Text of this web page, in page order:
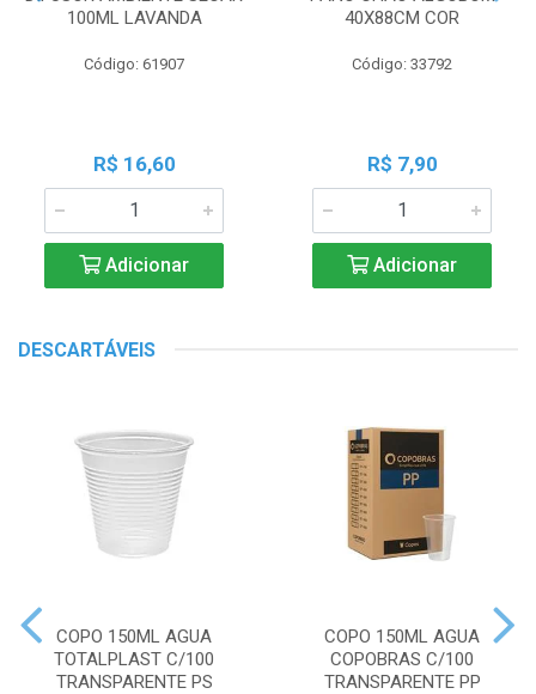
100ML LAVANDA
Código: 61907
R$ 16,60
Adicionar
40X88CM COR
Código: 33792
R$ 7,90
Adicionar
DESCARTÁVEIS
COPO 150ML AGUA
TOTALPLAST C/100
TRANSPARENTE PS
COPO 150ML AGUA
COPOBRAS C/100
TRANSPARENTE PP